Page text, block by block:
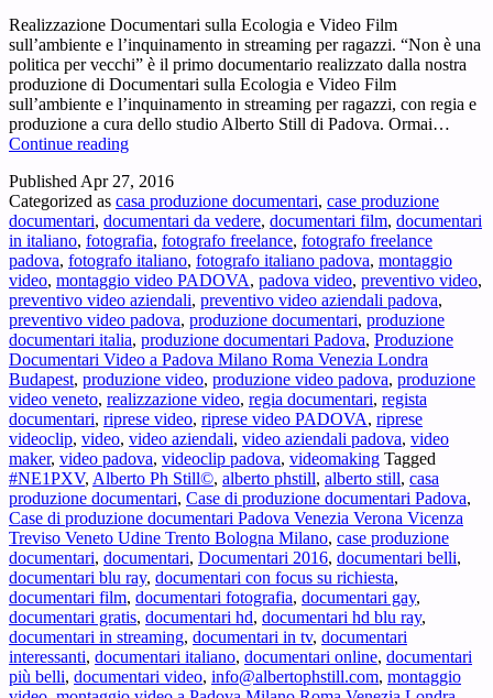
Realizzazione Documentari sulla Ecologia e Video Film
sull’ambiente e l’inquinamento in streaming per ragazzi. “Non è una
politica per vecchi” è il primo documentario realizzato dalla nostra
produzione di Documentari sulla Ecologia e Video Film
sull’ambiente e l’inquinamento in streaming per ragazzi, con regia e
produzione a cura dello studio Alberto Still di Padova. Ormai…
Continue readingRealizzazione
sulla
Ecologia
e
Video
Film
sull’ambiente
e
l’inquinamento
in
streaming
per
ragazzi
Published Apr 27, 2016
Categorized as casa produzione documentari, case produzione
documentari, documentari da vedere, documentari film, documentari
in italiano, fotografia, fotografo freelance, fotografo freelance
padova, fotografo italiano, fotografo italiano padova, montaggio
video, montaggio video PADOVA, padova video, preventivo video,
preventivo video aziendali, preventivo video aziendali padova,
preventivo video padova, produzione documentari, produzione
documentari italia, produzione documentari Padova, Produzione
Documentari Video a Padova Milano Roma Venezia Londra
Budapest, produzione video, produzione video padova, produzione
video veneto, realizzazione video, regia documentari, regista
documentari, riprese video, riprese video PADOVA, riprese
videoclip, video, video aziendali, video aziendali padova, video
maker, video padova, videoclip padova, videomaking Tagged
#NE1PXV, Alberto Ph Still©, alberto phstill, alberto still, casa
produzione documentari, Case di produzione documentari Padova,
Case di produzione documentari Padova Venezia Verona Vicenza
Treviso Veneto Udine Trento Bologna Milano, case produzione
documentari, documentari, Documentari 2016, documentari belli,
documentari blu ray, documentari con focus su richiesta,
documentari film, documentari fotografia, documentari gay,
documentari gratis, documentari hd, documentari hd blu ray,
documentari in streaming, documentari in tv, documentari
interessanti, documentari italiano, documentari online, documentari
più belli, documentari video, info@albertophstill.com, montaggio